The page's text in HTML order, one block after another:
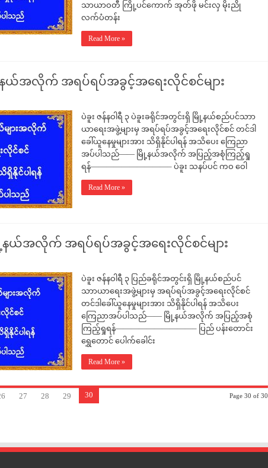
သာယာဝတီ ကြို့ပင်ကောက် အုတ်ဖို မင်းလှ မိုးညို
လက်ပံတန်း
Read More »
နယ်အလိုက် အရပ်ရပ်အခွင့်အရေးလိုင်စင်များ
ပဲခူး ဇန်နဝါရီ ၃ ပဲခူးခရိုင်အတွင်းရှိ မြို့နယ်စည်ပင်သာာ
ယာရေးအဖွဲ့များမှ အရပ်ရပ်အခွင့်အရေးလိုင်စင် တင်ဒါ
ခေါ်ယူနေမှုများအား သိရှိနိုင်ပါရန် အသိပေး ကြေညာ
အပ်ပါသည်—— မြို့နယ်အလိုက် အပြည့်အစုံကြည့်ရှု
ရန်——————————– ပဲခူး သနပ်ပင် ကဝ ဝေါ
Read More »
နယ်အလိုက် အရပ်ရပ်အခွင့်အရေးလိုင်စင်များ
ပဲခူး ဇန်နဝါရီ ၃ ပြည်ခရိုင်အတွင်းရှိ မြို့နယ်စည်ပင်
သာာယာရေးအဖွဲ့များမှ အရပ်ရပ်အခွင့်အရေးလိုင်စင်
တင်ဒါခေါ်ယူနေမှုများအား သိရှိနိုင်ပါရန် အသိပေး
ကြေညာအပ်ပါသည်—— မြို့နယ်အလိုက် အပြည့်အစုံ
ကြည့်ရှုရန်——————————– ပြည် ပန်းတောင်း
ရွှေတောင် ပေါက်ခေါင်း
Read More »
Page 30 of 30
27 28 29 30